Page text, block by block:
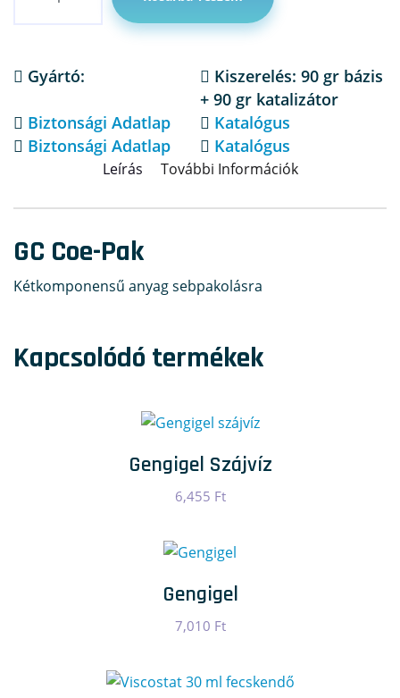
Gyártó:
Kiszerelés: 90 gr bázis
+ 90 gr katalizátor
Biztonsági Adatlap
Katalógus
Biztonsági Adatlap
Katalógus
Leírás További Információk
GC Coe-Pak
Kétkomponensű anyag sebpakolásra
Kapcsolódó termékek
Gengigel Szájvíz
6,455 Ft
Gengigel
7,010 Ft